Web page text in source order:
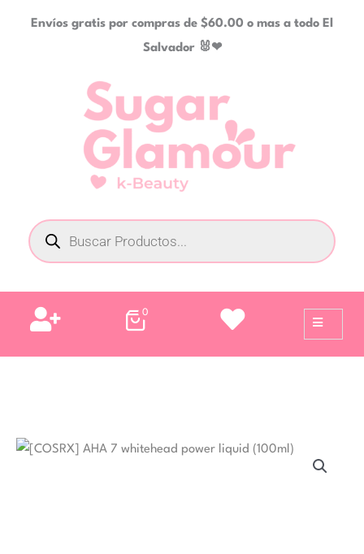
Envíos gratis por compras de $60.00 o mas a todo El
Salvador 🐰❤
de
productos
0